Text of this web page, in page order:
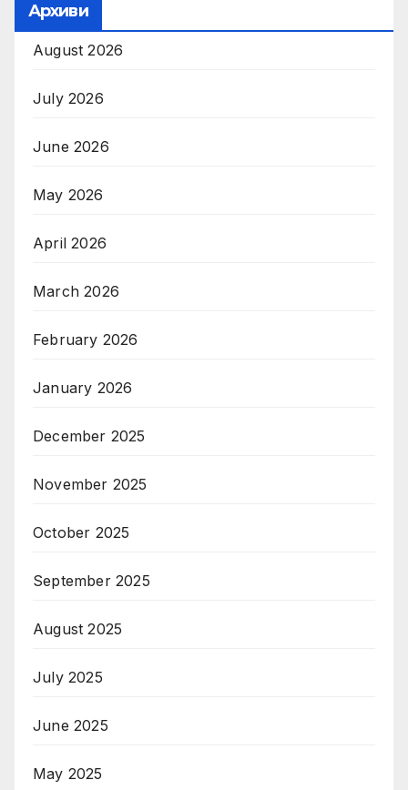
Архиви
August 2026
July 2026
June 2026
May 2026
April 2026
March 2026
February 2026
January 2026
December 2025
November 2025
October 2025
September 2025
August 2025
July 2025
June 2025
May 2025